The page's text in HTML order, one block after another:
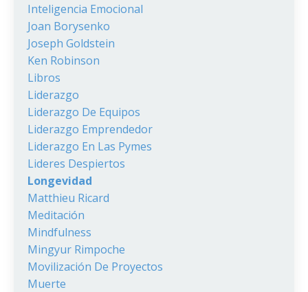
Inteligencia Emocional
Joan Borysenko
Joseph Goldstein
Ken Robinson
Libros
Liderazgo
Liderazgo De Equipos
Liderazgo Emprendedor
Liderazgo En Las Pymes
Lideres Despiertos
Longevidad
Matthieu Ricard
Meditación
Mindfulness
Mingyur Rimpoche
Movilización De Proyectos
Muerte